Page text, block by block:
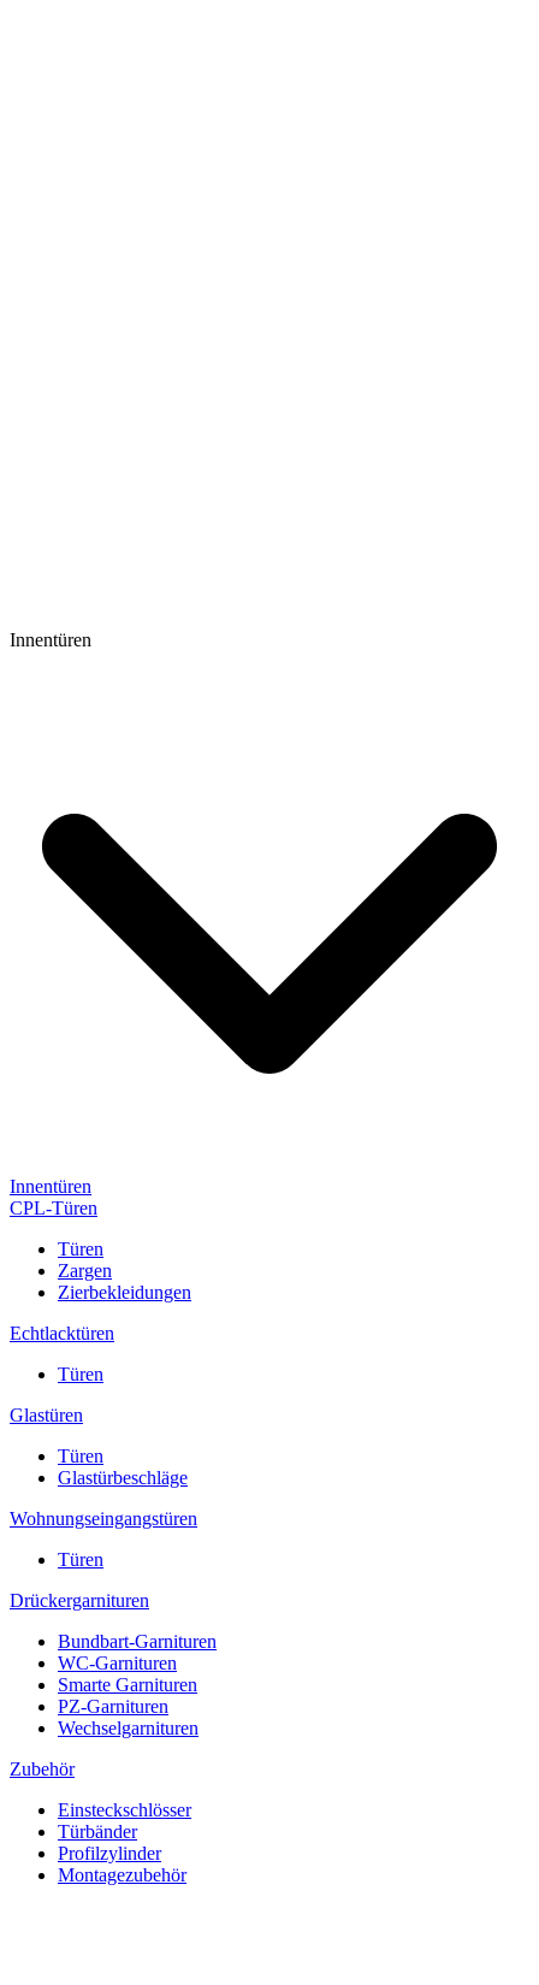
Innentüren
Innentüren
CPL-Türen
Türen
Zargen
Zierbekleidungen
Echtlacktüren
Türen
Glastüren
Türen
Glastürbeschläge
Wohnungseingangstüren
Türen
Drückergarnituren
Bundbart-Garnituren
WC-Garnituren
Smarte Garnituren
PZ-Garnituren
Wechselgarnituren
Zubehör
Einsteckschlösser
Türbänder
Profilzylinder
Montagezubehör